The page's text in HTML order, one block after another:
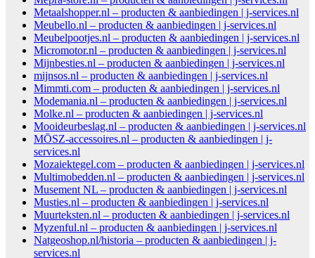
Metaalshopper.nl – producten & aanbiedingen | j-services.nl
Meubello.nl – producten & aanbiedingen | j-services.nl
Meubelpootjes.nl – producten & aanbiedingen | j-services.nl
Micromotor.nl – producten & aanbiedingen | j-services.nl
Mijnbesties.nl – producten & aanbiedingen | j-services.nl
mijnsos.nl – producten & aanbiedingen | j-services.nl
Mimmti.com – producten & aanbiedingen | j-services.nl
Modemania.nl – producten & aanbiedingen | j-services.nl
Molke.nl – producten & aanbiedingen | j-services.nl
Mooideurbeslag.nl – producten & aanbiedingen | j-services.nl
MŌSZ-accessoires.nl – producten & aanbiedingen | j-
services.nl
Mozaiektegel.com – producten & aanbiedingen | j-services.nl
Multimobedden.nl – producten & aanbiedingen | j-services.nl
Musement NL – producten & aanbiedingen | j-services.nl
Musties.nl – producten & aanbiedingen | j-services.nl
Muurteksten.nl – producten & aanbiedingen | j-services.nl
Myzenful.nl – producten & aanbiedingen | j-services.nl
Natgeoshop.nl/historia – producten & aanbiedingen | j-
services.nl